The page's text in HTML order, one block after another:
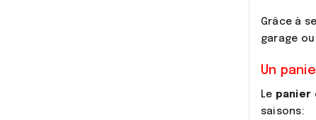
Grâce à
garage
Un
Le panier
saisons: